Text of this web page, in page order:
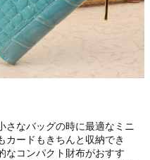
さなバッグの時に最適なミニ
カードもきちんと収納でき
なコンパクト財布がおすす